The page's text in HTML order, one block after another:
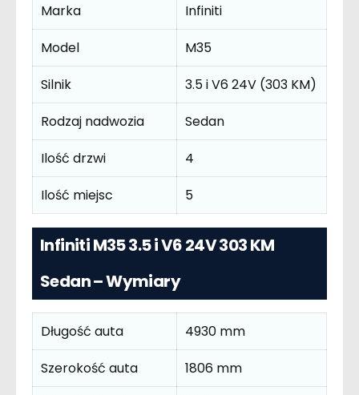
Marka
Infiniti
Model
M35
Silnik
3.5 i V6 24V (303 KM)
Rodzaj nadwozia
Sedan
Ilość drzwi
4
Ilość miejsc
5
Infiniti M35 3.5 i V6 24V 303 KM
Sedan – Wymiary
Długość auta
4930 mm
Szerokość auta
1806 mm